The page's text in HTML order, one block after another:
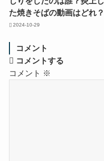
た焼きそばの動画はどれ？
2024-10-29
コメント
コメントする
コメント ※